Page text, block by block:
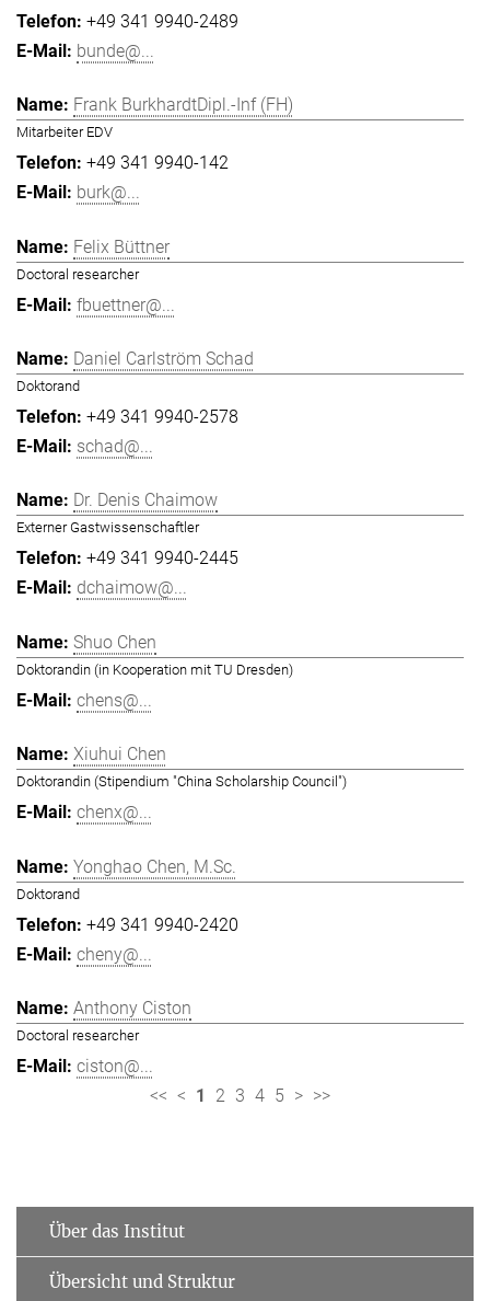
+49 341 9940-2489
bunde@...
Frank BurkhardtDipl.-Inf (FH)
Mitarbeiter EDV
+49 341 9940-142
burk@...
Felix Büttner
Doctoral researcher
fbuettner@...
Daniel Carlström Schad
Doktorand
+49 341 9940-2578
schad@...
Dr. Denis Chaimow
Externer Gastwissenschaftler
+49 341 9940-2445
dchaimow@...
Shuo Chen
Doktorandin (in Kooperation mit TU Dresden)
chens@...
Xiuhui Chen
Doktorandin (Stipendium "China Scholarship Council")
chenx@...
Yonghao Chen, M.Sc.
Doktorand
+49 341 9940-2420
cheny@...
Anthony Ciston
Doctoral researcher
ciston@...
<< < 1 2 3 4 5 > >>
Über das Institut
Übersicht und Struktur